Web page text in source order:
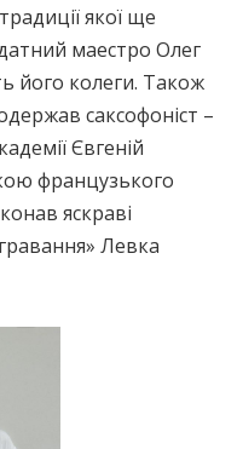
якої ще
маестро Олег
його колеги. Також
саксофоніст –
Євгеній
французького
яскраві
Левка